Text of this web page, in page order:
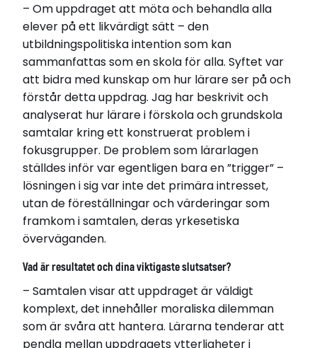
– Om uppdraget att möta och behandla alla
elever på ett likvärdigt sätt – den
utbildningspolitiska intention som kan
sammanfattas som en skola för alla. Syftet var
att bidra med kunskap om hur lärare ser på och
förstår detta uppdrag. Jag har beskrivit och
analyserat hur lärare i förskola och grundskola
samtalar kring ett konstruerat problem i
fokusgrupper. De problem som lärarlagen
ställdes inför var egentligen bara en ”trigger” –
lösningen i sig var inte det primära intresset,
utan de föreställningar och värderingar som
framkom i samtalen, deras yrkesetiska
överväganden.
Vad är resultatet och dina viktigaste slutsatser?
– Samtalen visar att uppdraget är väldigt
komplext, det innehåller moraliska dilemman
som är svåra att hantera. Lärarna tenderar att
pendla mellan uppdragets ytterligheter i